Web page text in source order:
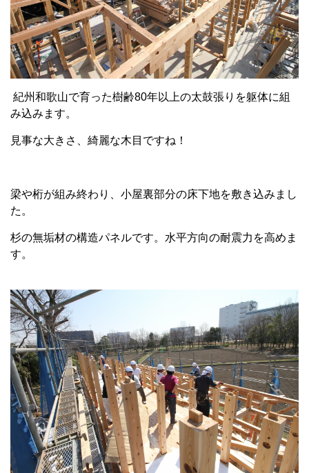
紀州和歌山で育った樹齢80年以上の太鼓張りを躯体に組
み込みます。
見事な大きさ、綺麗な木目ですね！
梁や桁が組み終わり、小屋裏部分の床下地を敷き込みまし
た。
杉の無垢材の構造パネルです。水平方向の耐震力を高めま
す。